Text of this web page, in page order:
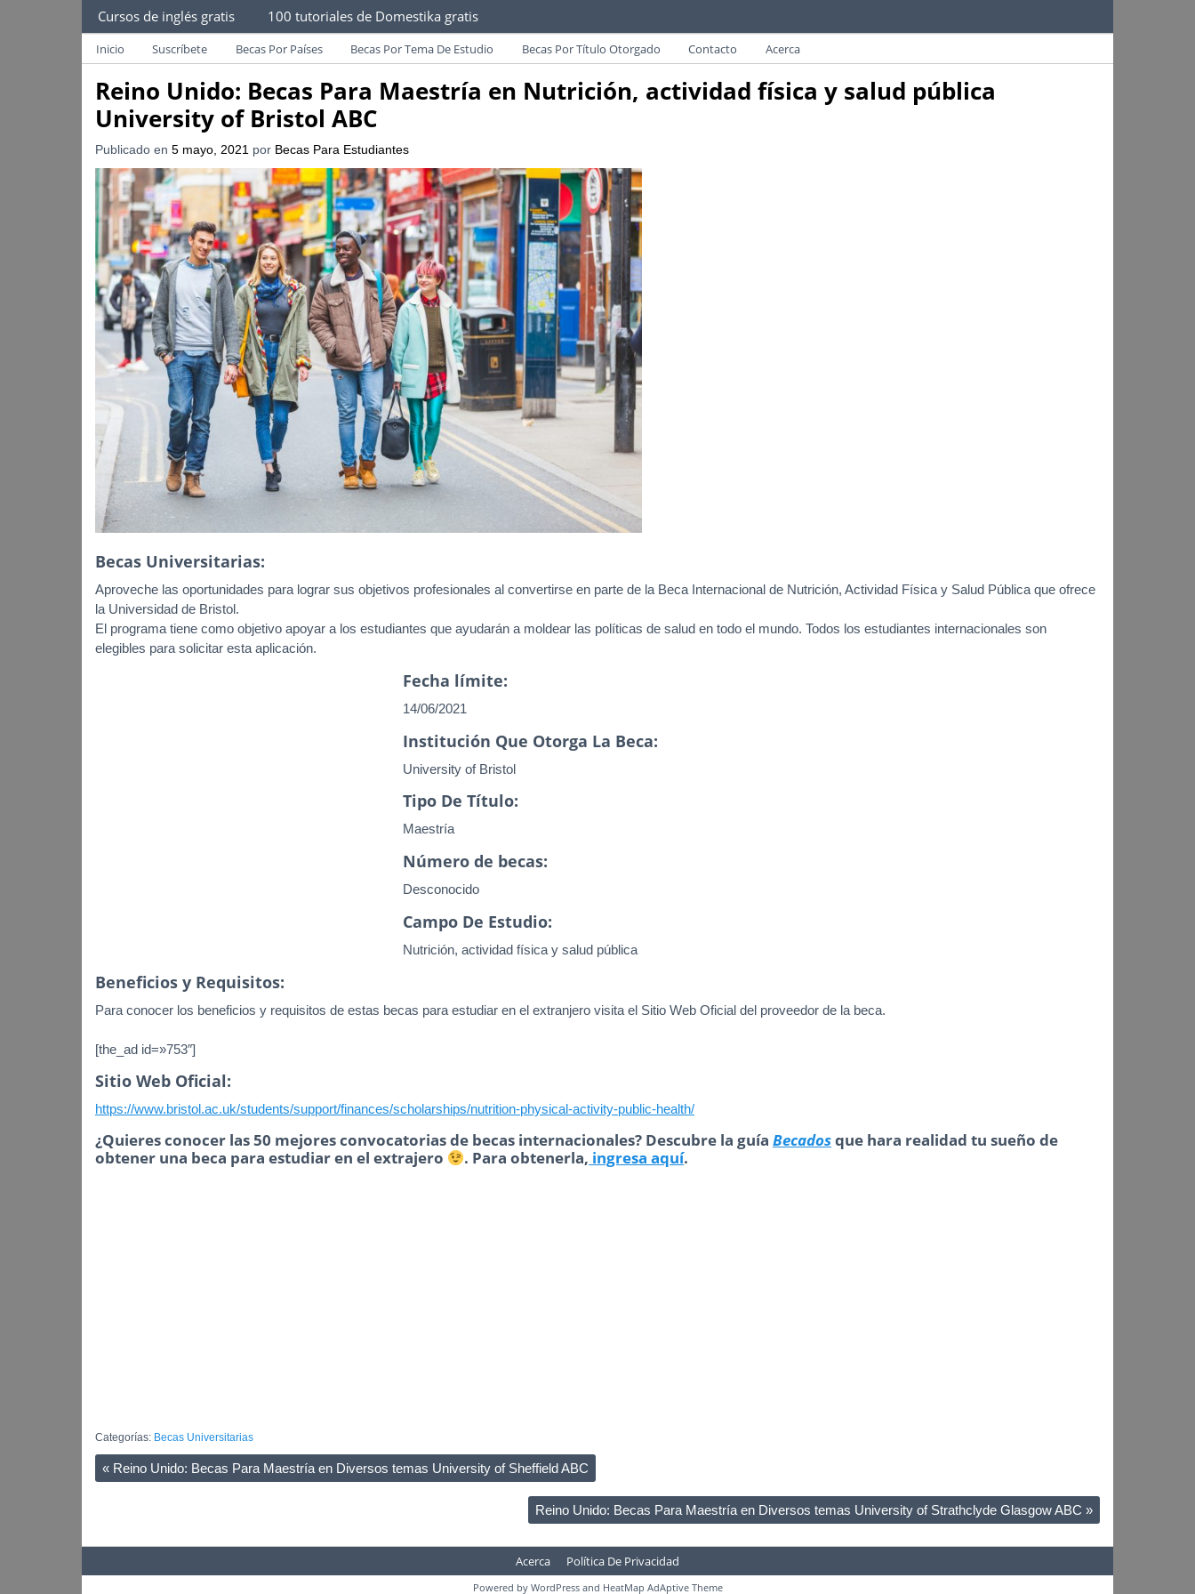
Becas Para Estudiantes
Cursos de inglés gratis 100 tutoriales de Domestika gratis
Becas Para Paraguayos
Oferta de becas para Paraguayos. Encuentra las convocatorias y requisitos de becas para Paraguayos.
Despliega Este Menú
Inicio Suscríbete Becas Por Países Becas Por Tema De Estudio Becas Por Título Otorgado Contacto Acerca
Reino Unido: Becas Para Maestría en Nutrición, actividad física y salud pública
University of Bristol ABC
Publicado en 5 mayo, 2021 por Becas Para Estudiantes
Becas Universitarias:
Aproveche las oportunidades para lograr sus objetivos profesionales al convertirse en parte de la Beca Internacional de Nutrición, Actividad Física y Salud Pública que ofrece
la Universidad de Bristol.
El programa tiene como objetivo apoyar a los estudiantes que ayudarán a moldear las políticas de salud en todo el mundo. Todos los estudiantes internacionales son
elegibles para solicitar esta aplicación.
Fecha límite:
14/06/2021
Institución Que Otorga La Beca:
University of Bristol
Tipo De Título:
Maestría
Número de becas:
Desconocido
Campo De Estudio:
Nutrición, actividad física y salud pública
Beneficios y Requisitos:
Para conocer los beneficios y requisitos de estas becas para estudiar en el extranjero visita el Sitio Web Oficial del proveedor de la beca.
[the_ad id=»753″]
Sitio Web Oficial:
https://www.bristol.ac.uk/students/support/finances/scholarships/nutrition-physical-activity-public-health/
¿Quieres conocer las 50 mejores convocatorias de becas internacionales? Descubre la guía Becadosque hara realidad tu sueño de
obtener una beca para estudiar en el extrajero
. Para obtenerla, ingresa aquí.
Categorías: Becas Universitarias
« Reino Unido: Becas Para Maestría en Diversos temas University of Sheffield ABC
Reino Unido: Becas Para Maestría en Diversos temas University of Strathclyde Glasgow ABC »
Acerca Política De Privacidad
Powered by WordPressand HeatMap AdAptive Theme